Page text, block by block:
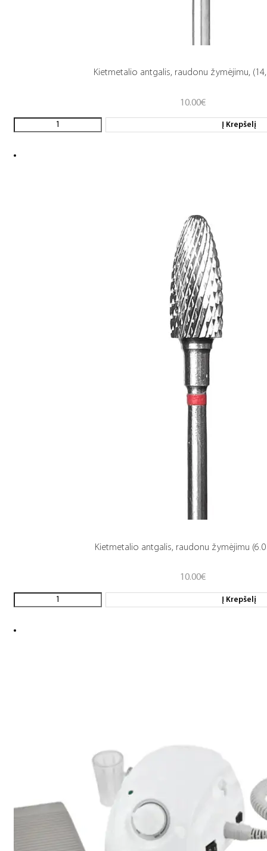
Kietmetalio antgalis, raudonu žymėjimu,
10.00€
Į Krepšelį
Kietmetalio antgalis, raudonu žymėjimu (6.0
10.00€
Į Krepšelį